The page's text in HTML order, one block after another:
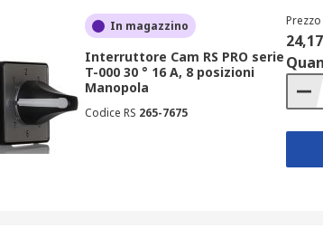
In magazzino
Interruttore Cam RS PRO serie
T-000 30 ° 16 A, 8 posizioni
Manopola
Codice RS 265-7675